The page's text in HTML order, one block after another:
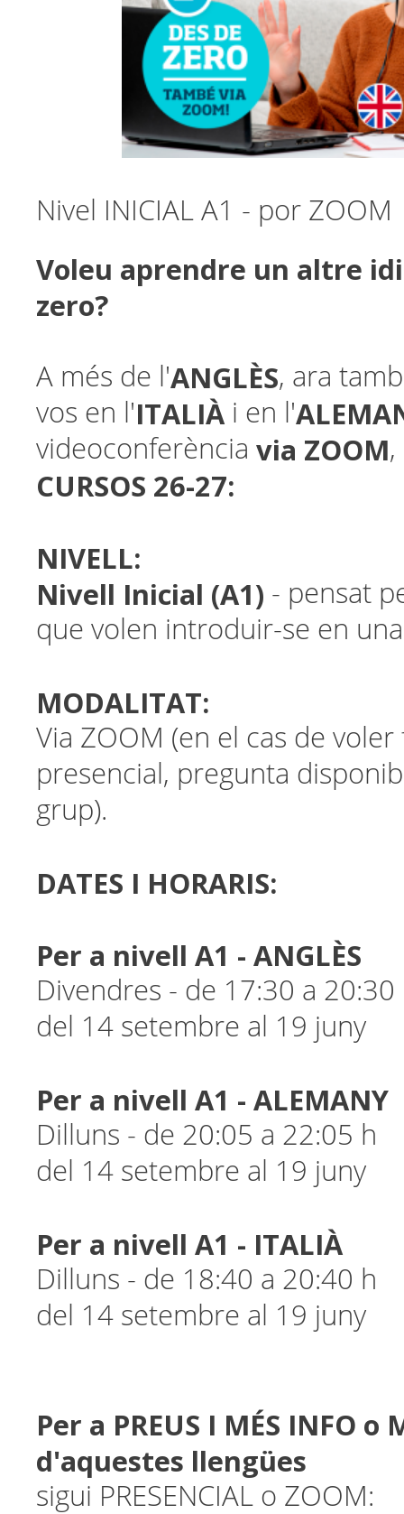
Nivel INICIAL A1 - por ZOOM
Voleu aprendre un altre
zero?
A més de l'ANGLÈS, ara
vos en l'ITALIÀ i en l'
videoconferència via ZOOM
CURSOS 26-27:
NIVELL:
Nivell Inicial (A1) - pensat
que volen introduir-se en
MODALITAT:
Via ZOOM (en el cas de
presencial, pregunta
grup).
DATES I HORARIS:
Per a nivell A1 - ANGLÈS
Divendres - de 17:30 a
del 14 setembre al 19 juny
Per a nivell A1 - ALEMANY
Dilluns - de 20:05 a 22:05 h
del 14 setembre al 19 juny
Per a nivell A1 - ITALIÀ
Dilluns - de 18:40 a 20:40 h
del 14 setembre al 19 juny
Per a PREUS I MÉS INFO o
d'aquestes llengües
sigui PRESENCIAL o ZOOM: